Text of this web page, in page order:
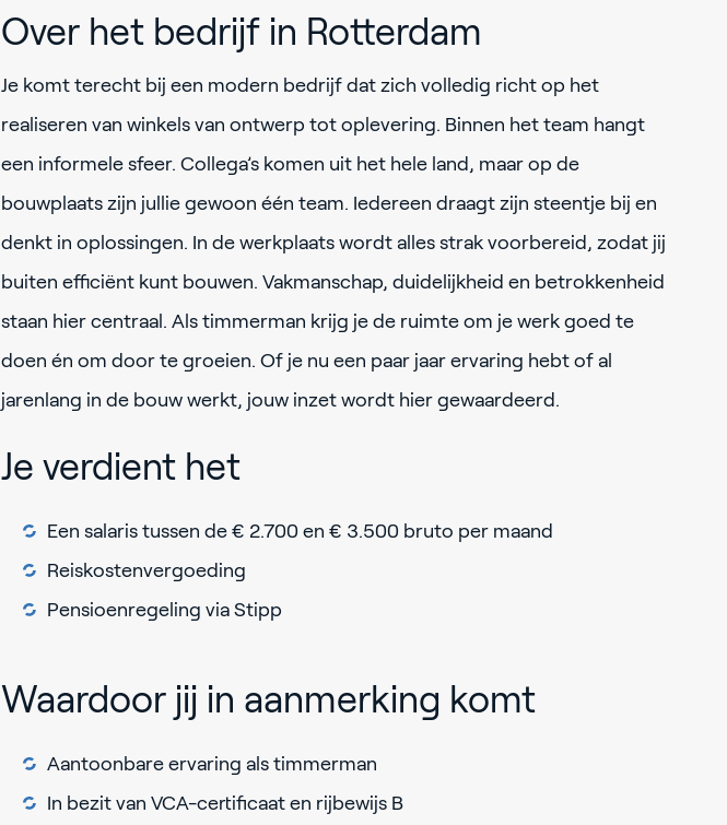
Over het bedrijf in Rotterdam
Je komt terecht bij een modern bedrijf dat zich volledig richt op het
realiseren van winkels van ontwerp tot oplevering. Binnen het team hangt
een informele sfeer. Collega’s komen uit het hele land, maar op de
bouwplaats zijn jullie gewoon één team. Iedereen draagt zijn steentje bij en
denkt in oplossingen. In de werkplaats wordt alles strak voorbereid, zodat jij
buiten efficiënt kunt bouwen. Vakmanschap, duidelijkheid en betrokkenheid
staan hier centraal. Als timmerman krijg je de ruimte om je werk goed te
doen én om door te groeien. Of je nu een paar jaar ervaring hebt of al
jarenlang in de bouw werkt, jouw inzet wordt hier gewaardeerd.
Je verdient het
Een salaris tussen de € 2.700 en € 3.500 bruto per maand
Reiskostenvergoeding
Pensioenregeling via Stipp
Waardoor jij in aanmerking komt
Aantoonbare ervaring als timmerman
In bezit van VCA-certificaat en rijbewijs B